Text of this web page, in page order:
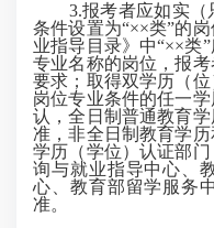
3.报考者应如实（
条件设置为“××类”的
业指导目录》中“××类
专业名称的岗位，报
要求；取得双学历（
岗位专业条件的任一
认，全日制普通教育
准，非全日制教育学
学历（学位）认证部
询与就业指导中心、
心、教育部留学服务
准。